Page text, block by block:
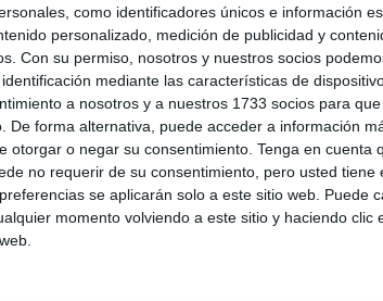
como identificadores únicos e información
personalizado, medición de publicidad y
Con su permiso, nosotros y nuestros socios
mediante las características de
a nosotros y a nuestros 1733 socios para
De forma alternativa, puede acceder a información
otorgar o negar su consentimiento. Tenga en cuenta
no requerir de su consentimiento, pero usted tiene
se aplicarán solo a este sitio web. Puede
momento volviendo a este sitio y haciendo clic
una duracióndos partes de 20 minutos a
de juego y favorecer la participación de